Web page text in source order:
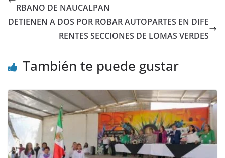
RBANO DE NAUCALPAN
DETIENEN A DOS POR ROBAR AUTOPARTES EN DIFE
RENTES SECCIONES DE LOMAS VERDES
También te puede gustar